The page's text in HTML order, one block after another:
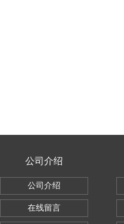
公司介绍
公司介绍
在线留言